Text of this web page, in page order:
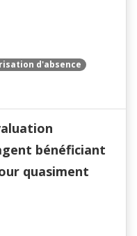
d'absence
bénéficiant
quasiment